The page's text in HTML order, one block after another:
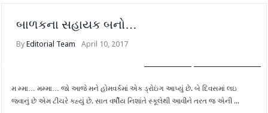
બાળકના સહાયક બનો…
ByEditorial Team April 10, 2017
મ મ્મા… મમ્મા… જો આજે મને હોમવર્કમાં એક ડ્રોઇંગ આપ્યું છે. બે દિવસમાં લઇ
જવાનું છે એમ ટીચરે કહ્યું છે. સાત વર્ષીય નિશાંતે સ્કૂલેથી આવીને તરત જ એની ...